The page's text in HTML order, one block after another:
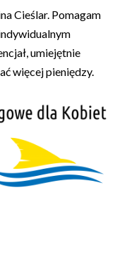
Cieślar. Pomagam
umiejętnie
więcej pieniędzy.